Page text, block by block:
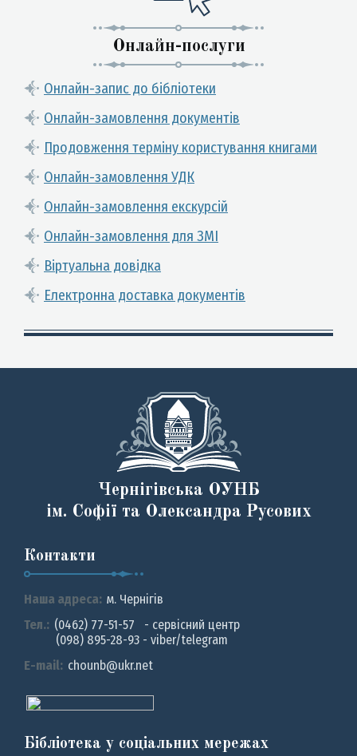
Онлайн-послуги
Онлайн-запис до бібліотеки
Онлайн-замовлення документів
Продовження терміну користування книгами
Онлайн-замовлення УДК
Онлайн-замовлення екскурсій
Онлайн-замовлення для ЗМІ
Віртуальна довідка
Електронна доставка документів
Чернігівська ОУНБ
ім. Софії та Олександра Русових
Контакти
Наша адреса: м. Чернiгiв
Тел.: (0462) 77-51-57 - сервісний центр
(098) 895-28-93 - viber/telegram
E-mail: chounb@ukr.net
Бібліотека у соціальних мережах